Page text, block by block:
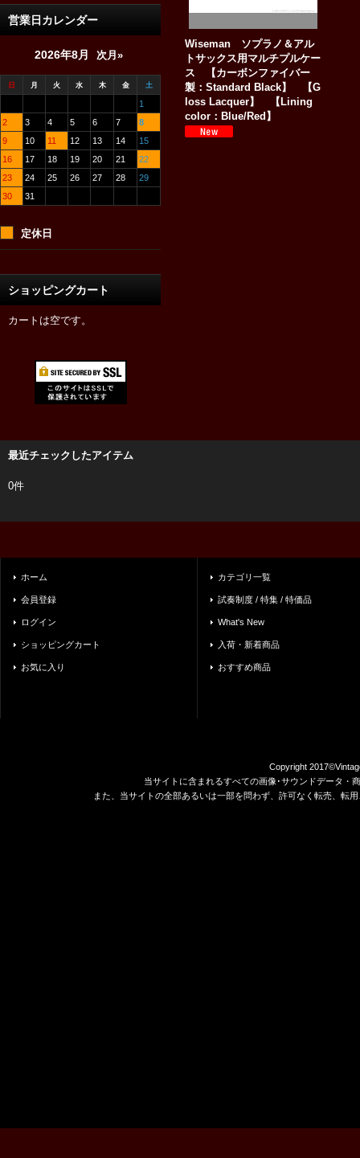
営業日カレンダー
2026年8月 次月»
日 月 火 水 木 金 土
1
2
3 4 5 6 7
8
9
10 11 12 13 14
15
16
17 18 19 20 21
22
23
24 25 26 27 28
29
30
31
定休日
ショッピングカート
カートは空です。
Wiseman ソプラノ＆アル
トサックス用マルチプルケー
ス 【カーボンファイバー
製：Standard Black】 【G
loss Lacquer】 【Lining
color：Blue/Red】
最近チェックしたアイテム
0件
ホーム
会員登録
ログイン
ショッピングカート
お気に入り
カテゴリ一覧
試奏制度 / 特集 / 特価品
What's New
入荷・新着商品
おすすめ商品
Copyright
当サイトに含まれるすべての画像･サウンドデータ・
また、当サイトの全部あるいは一部を問わず、許可なく転売、転